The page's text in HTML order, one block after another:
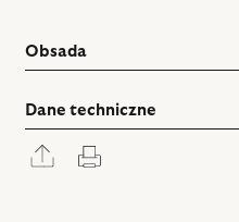
Obsada
Dane techniczne
Rozwiń
panel